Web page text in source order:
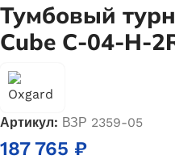
Тумбовый
Cube С-04-H-
Артикул: ВЗР 2359-05
187 765 ₽